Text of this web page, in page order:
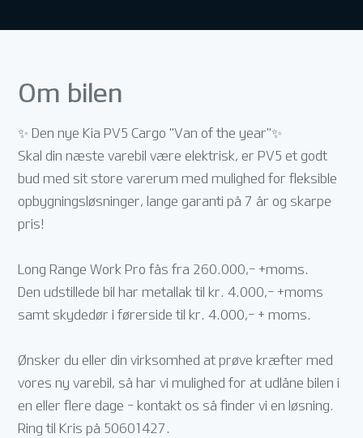
Om bilen
✨ Den nye Kia PV5 Cargo "Van of the year"✨
Skal din næste varebil være elektrisk, er PV5 et godt
bud med sit store varerum med mulighed for fleksible
opbygningsløsninger, lange garanti på 7 år og skarpe
pris!
Long Range Work Pro fås fra 260.000,- +moms.
Den udstillede bil har metallak til kr. 4.000,- +moms
samt skydedør i førerside til kr. 4.000,- + moms.
Ønsker du eller din virksomhed at prøve kræfter med
vores ny varebil, så har vi mulighed for at udlåne bilen i
en eller flere dage - kontakt os så finder vi en løsning.
Ring til Kris på 50601427.